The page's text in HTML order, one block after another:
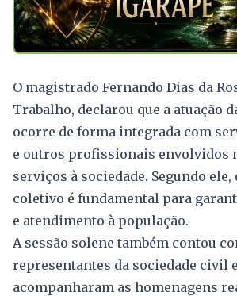
O magistrado Fernando Dias da
Trabalho, declarou que a atuação
ocorre de forma integrada com
e outros profissionais envolvidos
serviços à sociedade. Segundo
coletivo é fundamental para
e atendimento à população.
A sessão solene também contou
representantes da sociedade civil
acompanharam as homenagens